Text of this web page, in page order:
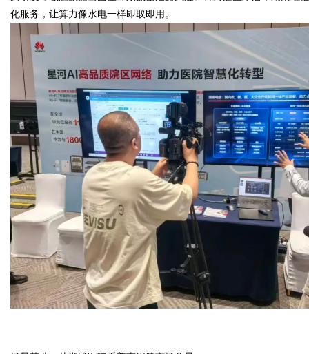
ar
化服务，让算力像水电一样即取即用。